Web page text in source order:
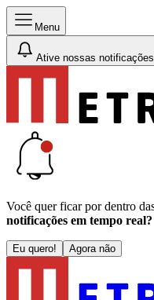
Menu
Ative nossas notificações
Você quer ficar por dentro
notificações em tempo real?
Eu quero! Agora não